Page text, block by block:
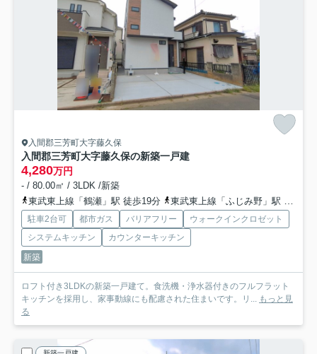
入間郡三芳町大字藤久保
入間郡三芳町大字藤久保の新築一戸建
4,280万円
- / 80.00㎡ / 3LDK /新築
東武東上線「鶴瀬」駅 徒歩19分
東武東上線「ふじみ野」駅 徒歩33分
駐車2台可 都市ガス バリアフリー
ウォークインクロゼット
システムキッチン
カウンターキッチン
新築
ロフト付き3LDKの新築一戸建て。食洗機・浄水器付きのフルフラット
キッチンを採用し、家事動線にも配慮された住まいです。リ...
もっと見
る